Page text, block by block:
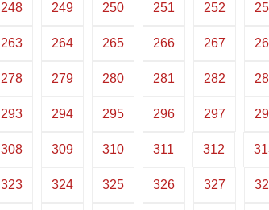
248 249 250 251 252
263 264 265 266 267
278 279 280 281 282
293 294 295 296 297
308 309 310 311 312
323 324 325 326 327